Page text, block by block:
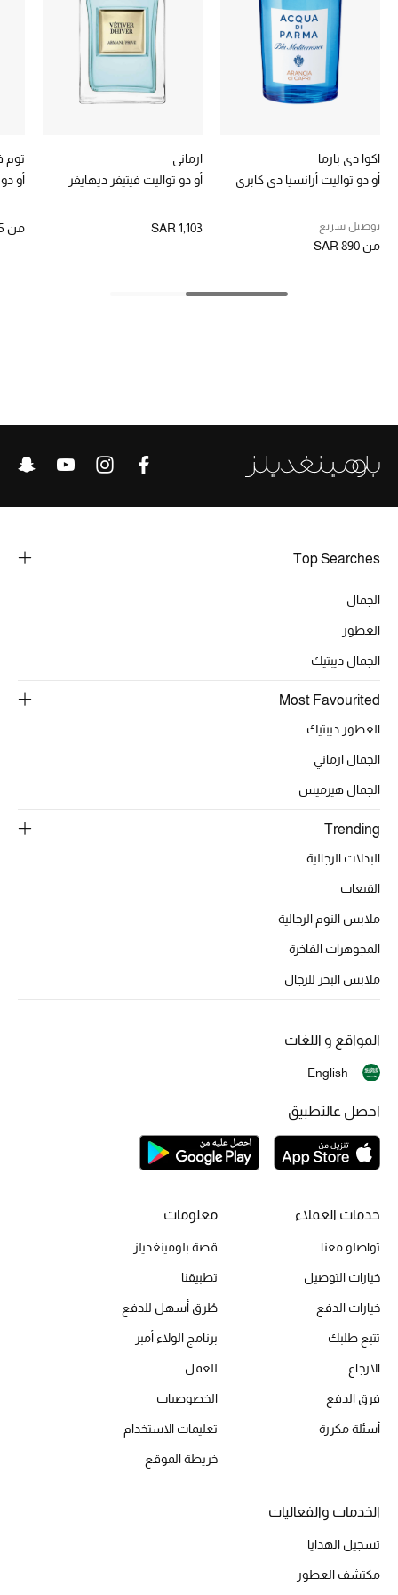
الموسم الجديد
الحقائب النسائية
حقائب رجالية
أبرز المصممين
أحذية للأطفال
أبرز المصممين
أحذية مختارة
تسوقوا الأحذية
جميع مستحضرات الجمال
الأكثر مبيعاً
العطور
المكياج
العناية بالبشرة
مستحضرات العناية
مستحضرات الاستحمام والعناية بالجسم
العناية بالشعر
هدايا
أبرز الماركات
ماركات جديدة للجمال
اكوا دي بارما
أو دو تواليت أرانسيا دي كابري
توصيل سريع
منSAR 890
ارماني
أو دو تواليت فيتيفر ديهايفر
SAR 1,103
توم
أو
من
Top Searches
الجمال
العطور
الجمال ديبتيك
Most Favourited
العطور ديبتيك
الجمال ارماني
الجمال هيرميس
Trending
البدلات الرجالية
القبعات
ملابس النوم الرجالية
المجوهرات الفاخرة
ملابس البحر للرجال
خدمات العملاء
تواصلو معنا
خيارات التوصيل
خيارات الدفع
تتبع طلبك
الارجاع
فرق الدفع
أسئلة مكررة
معلومات
قصة بلومينغديلز
تطبيقنا
طُرق أسهل للدفع
برنامج الولاء أمبر
للعمل
الخصوصيات
تعليمات الاستخدام
خريطة الموقع
الخدمات والفعاليات
تسجيل الهدايا
مكتشف العطور
المواقع و اللغات
English
احصل عالتطبيق